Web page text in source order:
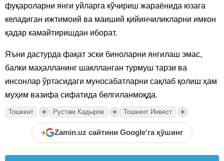
фуқароларни янги уйларга кўчириш жараёнида юзага
келадиган ижтимоий ва маиший қийинчиликларни имкон
қадар камайтиришдан иборат.
Яъни дастурда фақат эски биноларни янгилаш эмас,
балки маҳалланинг шаклланган турмуш тарзи ва
инсонлар ўртасидаги муносабатларни сақлаб қолиш ҳам
муҳим вазифа сифатида белгиланмоқда.
Тошкент + Рустам Кадыров + Тошкент Инвест +
+ Zamin.uz сайтини Google'га қўшинг